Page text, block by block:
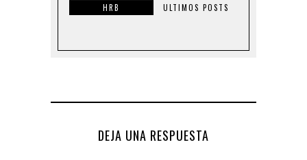
HRB ULTIMOS POSTS
DEJA UNA RESPUESTA